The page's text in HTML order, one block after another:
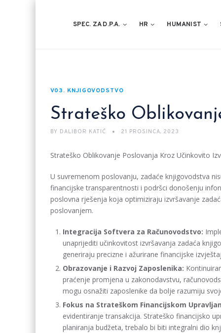
SPEC. ZA D.P.A. HR HUMANIST
V03. KNJIGOVODSTVO
Strateško
BY DALIBOR KATIĆ 21 PROSINCA, 2023
Strateško Oblikovanje Poslovanja Kroz Učinkovito
U suvremenom poslovanju, zadaće knjigovodstva
financijske transparentnosti i podršci donošenju
poslovna rješenja koja optimiziraju izvršavanje
poslovanjem.
Integracija Softvera za Računovodstvo:
unaprijediti učinkovitost izvršavanja zadaća
generiraju precizne i ažurirane financijske
Obrazovanje i Razvoj Zaposlenika:
praćenje promjena u zakonodavstvu,
mogu osnažiti zaposlenike da bolje razumiju
Fokus na Strateškom Financijskom
evidentiranje transakcija. Strateško financijsko
planiranja budžeta, trebalo bi biti integralni dio